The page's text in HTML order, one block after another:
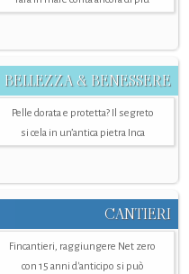
BELLEZZA & BENESSERE
Pelle dorata e protetta? Il segreto
si cela in un’antica pietra Inca
CANTIERI
Fincantieri, raggiungere Net zero
con 15 anni d'anticipo si può